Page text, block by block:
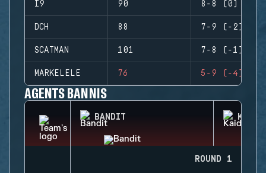
I9 90 8-8 (0)
DCH 88 7-9 (-2)
SCATMAN 101 7-8 (-1)
MARKELELE 76 5-9 (-4)
AGENTS BANNIS
BANDIT KAID
ROUND 1